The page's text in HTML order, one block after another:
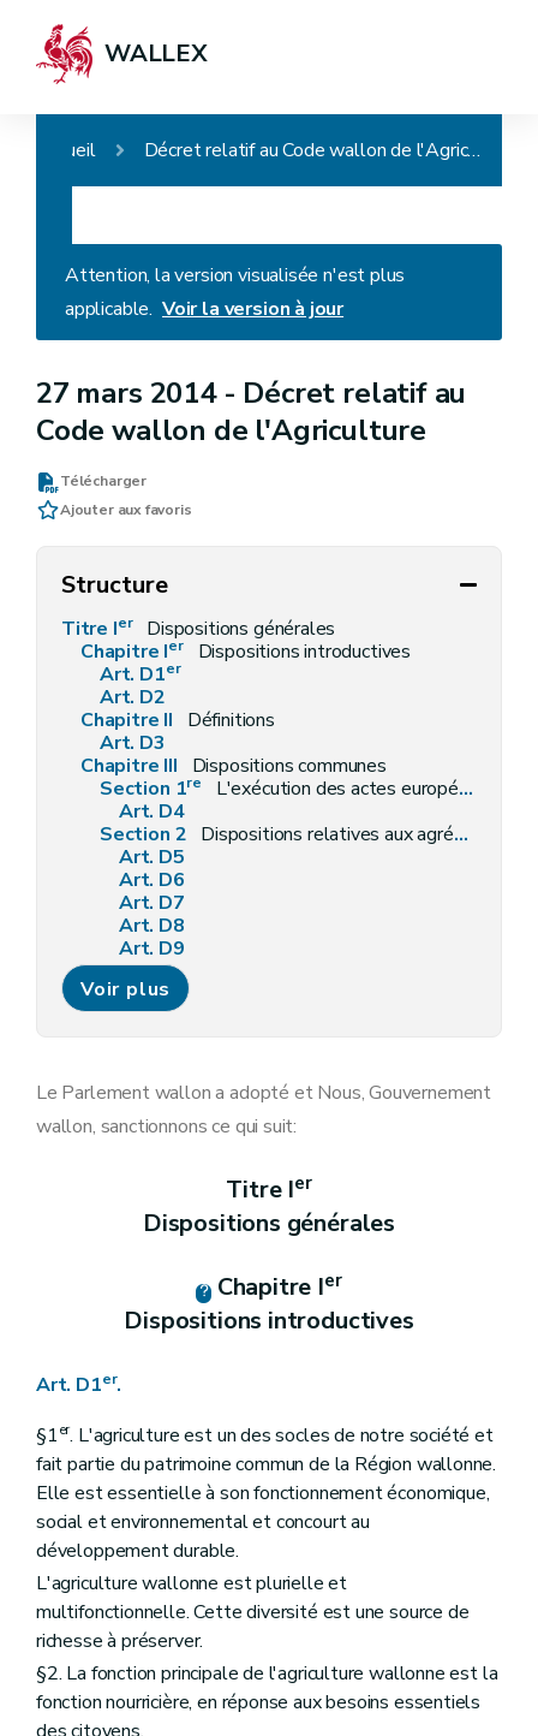
WALLEX
Accueil Décret relatif au Code wallon de l'Agriculture
Attention, la version visualisée n'est plus
applicable. Voir la version à jour
27 mars 2014 - Décret relatif au
Code wallon de l'Agriculture
Télécharger
Ajouter aux favoris
Structure
Titre Ier
Dispositions générales
Chapitre Ier
Dispositions introductives
Art. D1er
Art. D2
Chapitre II
Définitions
Art. D3
Chapitre III
Dispositions communes
Section 1re
L'exécution des actes européens
Art. D4
Section 2 Dispositions relatives aux agréments
Art. D5
Art. D6
Art. D7
Art. D8
Art. D9
Art. D10
Section 3
Art. D11
Art. D14
Moyens de conférer une date certaine à un document et computation des délais
Art. D15
Recours administratifs
Art. D18
De la récolte et de la gestion des données
Chapitre I Le système intégré de gestion et de contrôle " SIGeC " et le fonds SIGeC
Section 1 Le système intégré de gestion et de contrôle " SIGeC "
Art. D25
Art. D27
Chapitre II
La demande unique
Art. D28
Art. D29
Art. D30
Art. D31
Art. D32
Chapitre III Les données
Section 1 re
Les traitements de données à caractère personnel de l'organisme payeur
Art. D33
Art. D34
Art. D35
Art. D36
Art. D37
Voir plus
Le Parlement wallon a adopté et Nous, Gouvernement
wallon, sanctionnons ce qui suit:
Titre Ier
Dispositions générales
Chapitre Ier
Dispositions introductives
Art. D1er.
§1er. L'agriculture est un des socles de notre société et
fait partie du patrimoine commun de la Région wallonne.
Elle est essentielle à son fonctionnement économique,
social et environnemental et concourt au
développement durable.
L'agriculture wallonne est plurielle et
multifonctionnelle. Cette diversité est une source de
richesse à préserver.
§2. La fonction principale de l'agriculture wallonne est la
fonction nourricière, en réponse aux besoins essentiels